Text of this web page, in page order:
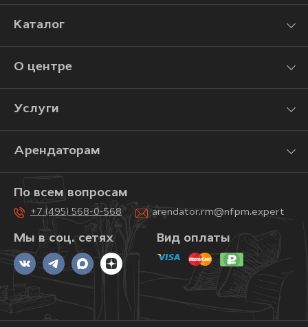
Каталог
О центре
Услуги
Арендаторам
Мы в соц. сетях
По всем вопросам
+7 (495) 568-0-568 arendator.rm@nfpm.expert
Вид оплаты